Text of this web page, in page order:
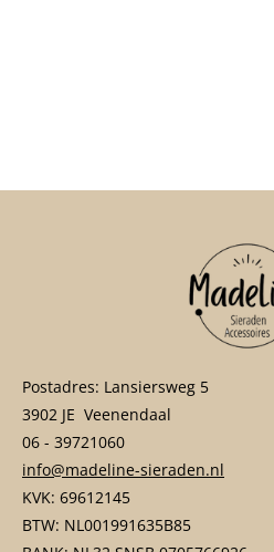
Postadres: Lansiersweg 5
3902 JE Veenendaal
06 - 39721060
info@madeline-sieraden.nl
KVK: 69612145
BTW: NL001991635B85